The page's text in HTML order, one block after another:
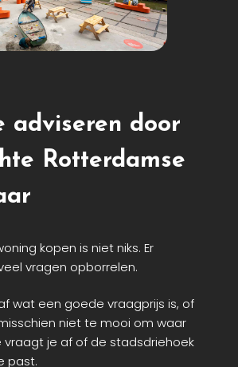
adviseren door
Rotterdamse
kopen is niet niks. Er
vragen opborrelen.
wat een goede vraagprijs is, of
niet te mooi om waar
vraagt je af of de stadsdriehoek
past.